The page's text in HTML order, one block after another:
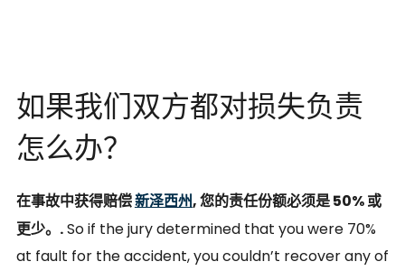
如果我们双方都对损失负责
怎么办？
在事故中获得赔偿新泽西州, 您的责任份额必须是 50% 或
更少。.So if the jury determined that you were 70%
at fault for the accident, you couldn’t recover any of